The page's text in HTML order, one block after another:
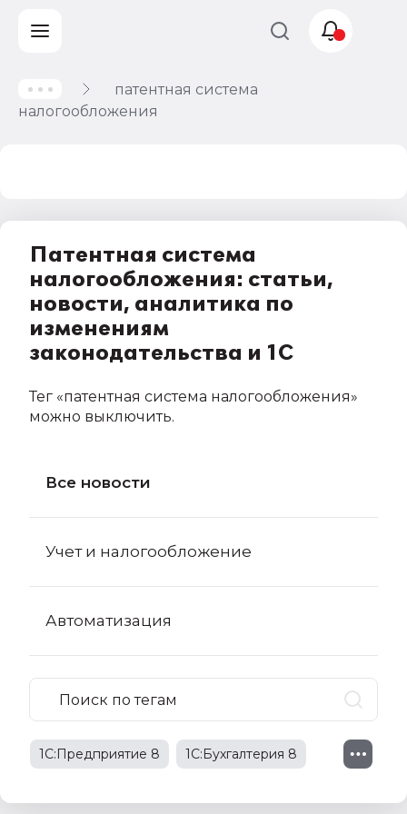
патентная система
налогообложения
Патентная система
налогообложения: статьи,
новости, аналитика по
изменениям
законодательства и 1С
Тег «патентная система налогообложения»
можно выключить.
Все новости
Учет и налогообложение
Автоматизация
1С:Предприятие 8 1С:Бухгалтерия 8
Учет и
налогообложение